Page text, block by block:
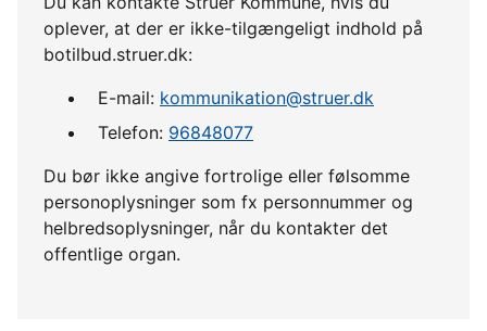
oplever, at der er ikke-tilgængeligt indhold på
botilbud.struer.dk:
E-mail: kommunikation@struer.dk
Telefon: 96848077
Du bør ikke angive fortrolige eller følsomme
personoplysninger som fx personnummer og
helbredsoplysninger, når du kontakter det
offentlige organ.